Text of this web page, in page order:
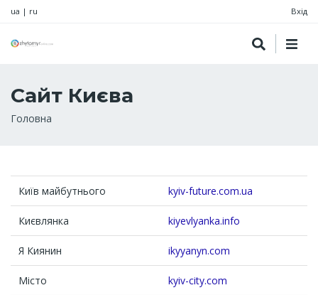
ua | ru Вхід
Сайт Києва
Рядок
Головна
Київ майбутнього kyiv-future.com.ua
Києвлянка kiyevlyanka.info
Я Киянин ikyyanyn.com
Місто kyiv-city.com